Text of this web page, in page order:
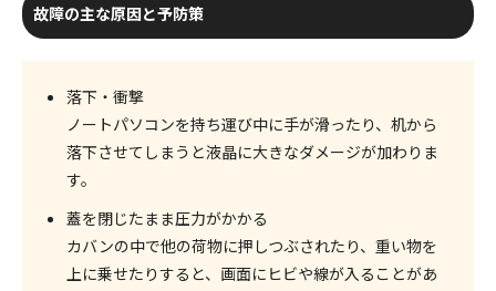
故障の主な原因と予防策
落下・衝撃
ノートパソコンを持ち運び中に手が滑ったり、机から
落下させてしまうと液晶に大きなダメージが加わりま
す。
蓋を閉じたまま圧力がかかる
カバンの中で他の荷物に押しつぶされたり、重い物を
上に乗せたりすると、画面にヒビや線が入ることがあ